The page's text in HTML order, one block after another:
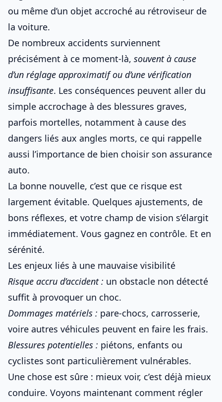
ou même d’un objet accroché au rétroviseur de
la voiture.
De nombreux accidents surviennent
précisément à ce moment-là, souvent à cause
d’un réglage approximatif ou d’une vérification
insuffisante. Les conséquences peuvent aller du
simple accrochage à des blessures graves,
parfois mortelles, notamment à cause des
dangers liés aux angles morts, ce qui rappelle
aussi l’importance de bien choisir son assurance
auto.
La bonne nouvelle, c’est que ce risque est
largement évitable. Quelques ajustements, de
bons réflexes, et votre champ de vision s’élargit
immédiatement. Vous gagnez en contrôle. Et en
sérénité.
Les enjeux liés à une mauvaise visibilité
Risque accru d’accident : un obstacle non détecté
suffit à provoquer un choc.
Dommages matériels : pare-chocs, carrosserie,
voire autres véhicules peuvent en faire les frais.
Blessures potentielles : piétons, enfants ou
cyclistes sont particulièrement vulnérables.
Une chose est sûre : mieux voir, c’est déjà mieux
conduire. Voyons maintenant comment régler